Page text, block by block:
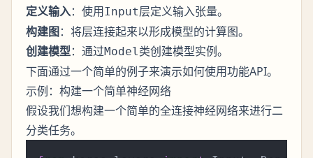
定义输入：使用Input层定义输入张量。
构建图：将层连接起来以形成模型的计算图。
创建模型：通过Model 类创建模型实例。
下面通过一个简单的例子来演示如何使用功能API。
示例：构建一个简单神经网络
假设我们想构建一个简单的全连接神经网络来进行二
分类任务。